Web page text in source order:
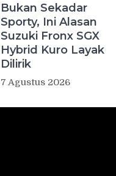
Bukan Sekadar
Sporty, Ini Alasan
Suzuki Fronx SGX
Hybrid Kuro Layak
Dilirik
7 Agustus 2026